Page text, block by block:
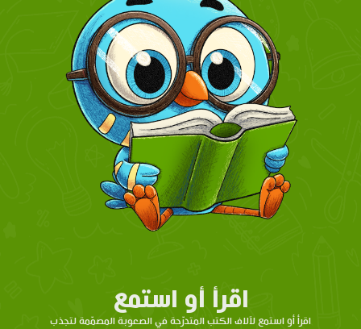
اقرأ أو استمع
اقرأ أو استمع لآلاف الكتب المتدرّحة في الصعوبة المصمّمة لتجذب